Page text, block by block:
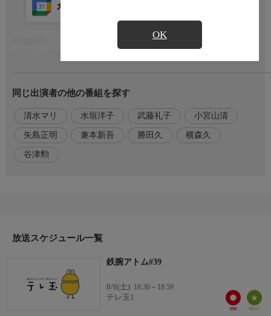
OK
カレンダー登録
出演者
声の出演 アトム：清水マリ(97〜106話・田上和枝)/お茶の水博士:
勝田久/ウラン:水垣洋子(武藤礼子、芳川和子)/コバルト：小宮山
清／ヒゲオヤジ:矢島正明(和田文雄)/天馬博士:横森久/中村警部:坂
本新平/タワシ警部:兼本新吾(千葉耕一)/ナレーター:谷津勲
同じ出演者の他の番組を探す
清水マリ 水垣洋子 武藤礼子 小宮山清
矢島正明 兼本新吾 勝田久 横森久
谷津勲
放送スケジュール一覧
鉄腕アトム#39
8/8(土) 18:30～18:59
テレ玉1